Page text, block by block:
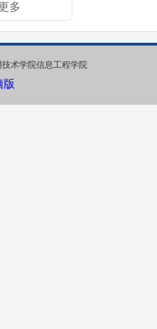
多
术学院信息工程学院
版